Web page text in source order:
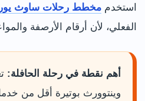
استخدم مخطط رحلات ساوث
الفعلي، لأن أرقام الأرصفة
أهم نقطة في رحلة الحافلة:
وينتوورث بوتيرة أقل من